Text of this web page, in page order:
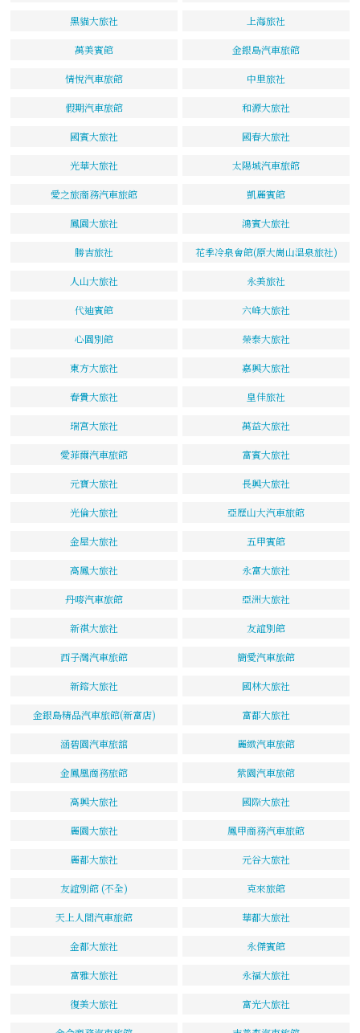
黑貓大旅社 上海旅社
萬美賓館 金銀島汽車旅館
情悅汽車旅館 中里旅社
假期汽車旅館 和源大旅社
國賓大旅社 國春大旅社
光華大旅社 太陽城汽車旅館
愛之旅商務汽車旅館 凱麗賓館
鳳園大旅社 鴻賓大旅社
勝吉旅社 花季冷泉會館(原大崗山溫泉旅社)
人山大旅社 永美旅社
代迪賓館 六峰大旅社
心園別館 榮泰大旅社
東方大旅社 嘉興大旅社
春貴大旅社 皇佳旅社
瑞宮大旅社 萬益大旅社
愛菲爾汽車旅館 富賓大旅社
元寶大旅社 長興大旅社
光倫大旅社 亞歷山大汽車旅館
金屋大旅社 五甲賓館
高鳳大旅社 永富大旅社
丹嘜汽車旅館 亞洲大旅社
新祺大旅社 友誼別館
西子灣汽車旅館 簡愛汽車旅館
新鎔大旅社 國林大旅社
金銀島精品汽車旅館(新富店) 富都大旅社
涵碧園汽車旅舘 麗緻汽車旅館
金鳳凰商務旅館 紫園汽車旅館
高興大旅社 國際大旅社
麗園大旅社 鳳甲商務汽車旅館
麗都大旅社 元谷大旅社
友誼別館 (不全) 克來旅館
天上人間汽車旅館 華都大旅社
金都大旅社 永傑賓館
富雅大旅社 永福大旅社
復美大旅社 富光大旅社